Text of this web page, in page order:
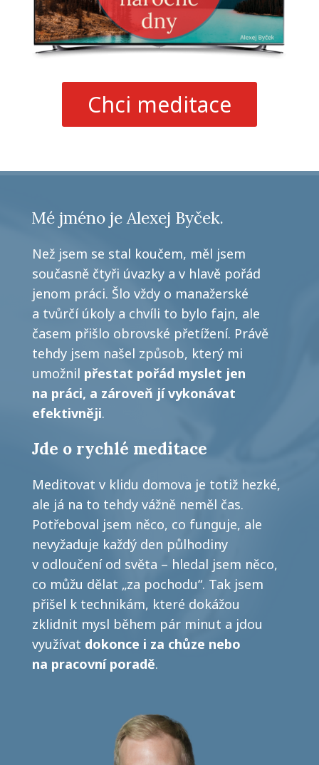
Chci meditace
Mé jméno je Alexej Byček.
Než jsem se stal koučem, měl jsem
současně čtyři úvazky a v hlavě pořád
jenom práci. Šlo vždy o manažerské
a tvůrčí úkoly a chvíli to bylo fajn, ale
časem přišlo obrovské přetížení. Právě
tehdy jsem našel způsob, který mi
umožnil přestat pořád myslet jen
na práci, a zároveň jí vykonávat
efektivněji.
Jde o rychlé meditace
Meditovat v klidu domova je totiž hezké,
ale já na to tehdy vážně neměl čas.
Potřeboval jsem něco, co funguje, ale
nevyžaduje každý den půlhodiny
v odloučení od světa – hledal jsem něco,
co můžu dělat „za pochodu“. Tak jsem
přišel k technikám, které dokážou
zklidnit mysl během pár minut a jdou
využívat dokonce i za chůze nebo
na pracovní poradě.